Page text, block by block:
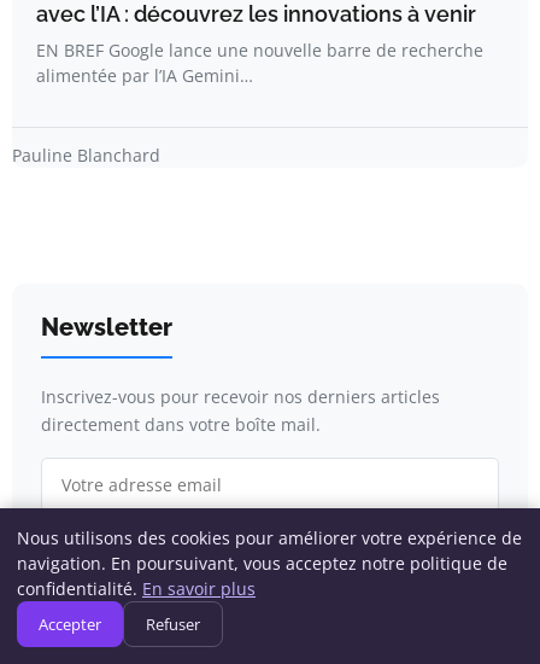
avec l’IA : découvrez les innovations à venir
EN BREF Google lance une nouvelle barre de recherche
alimentée par l’IA Gemini…
Pauline Blanchard
Newsletter
Inscrivez-vous pour recevoir nos derniers articles
directement dans votre boîte mail.
S'inscrire
Nous utilisons des cookies pour améliorer votre expérience de
navigation. En poursuivant, vous acceptez notre politique de
confidentialité. En savoir plus
Accepter Refuser